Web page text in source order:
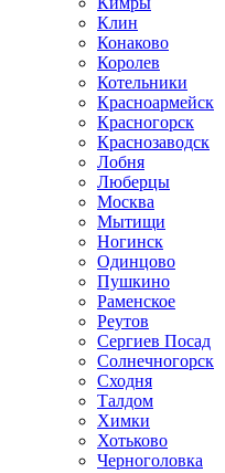
Клин
Конаково
Королев
Котельники
Красноармейск
Красногорск
Краснозаводск
Лобня
Люберцы
Москва
Мытищи
Ногинск
Одинцово
Пушкино
Раменское
Реутов
Сергиев Посад
Солнечногорск
Сходня
Талдом
Химки
Хотьково
Черноголовка